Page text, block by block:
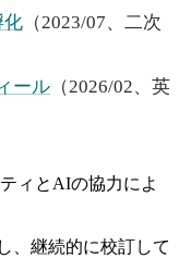
化 （2023/07、二次
ール （2026/02、英
ィとAIの協力によ
、継続的に校訂して